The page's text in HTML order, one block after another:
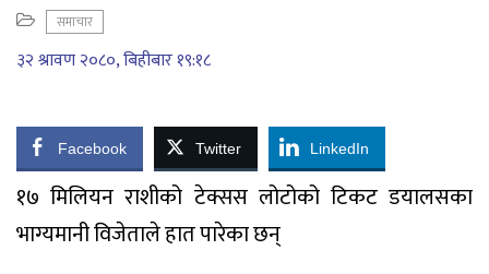
समाचार
३२ श्रावण २०८०, बिहीबार १९:१८
Facebook Twitter LinkedIn
१७ मिलियन राशीको टेक्सस लोटोको टिकट डयालसका
भाग्यमानी विजेताले हात पारेका छन्